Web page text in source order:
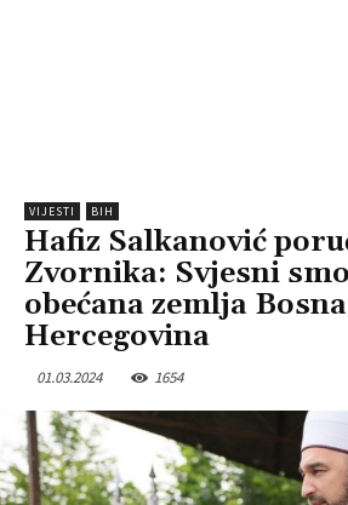
VIJESTI BIH
Hafiz Salkanović
Zvornika: Svjesni
obećana zemlja
Hercegovina
01.03.2024 1654